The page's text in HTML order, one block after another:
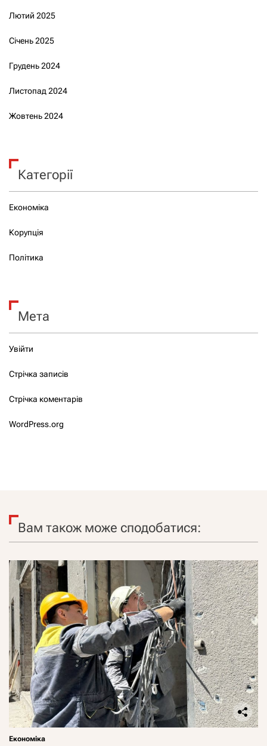
Лютий 2025
Січень 2025
Грудень 2024
Листопад 2024
Жовтень 2024
Категорії
Економіка
Корупція
Політика
Мета
Увійти
Стрічка записів
Стрічка коментарів
WordPress.org
Вам також може сподобатися:
Економіка